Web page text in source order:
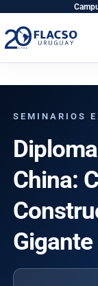
contenido
principal
contenido
SEMINARIOS
China: